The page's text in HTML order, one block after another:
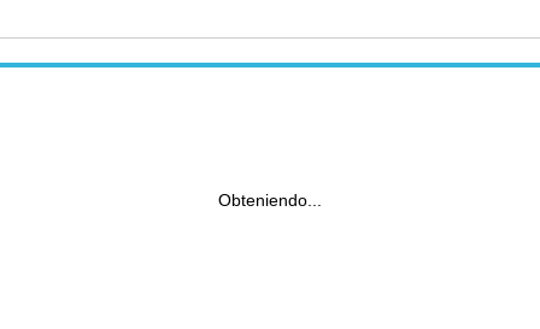
Obteniendo...